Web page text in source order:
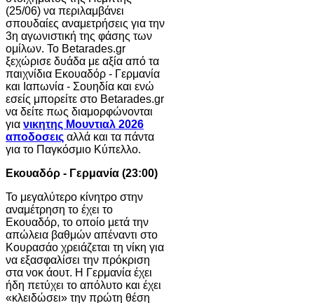
(25/06) να περιλαμβάνει
σπουδαίες αναμετρήσεις για την
3η αγωνιστική της φάσης των
ομίλων. Το Betarades.gr
ξεχώρισε δυάδα με αξία από τα
παιχνίδια Εκουαδόρ - Γερμανία
και Ιαπωνία - Σουηδία και ενώ
εσείς μπορείτε στο Betarades.gr
να δείτε πως διαμορφώνονται
για νικητης Μουντιαλ 2026
αποδοσεις αλλά και τα πάντα
για το Παγκόσμιο Κύπελλο.
Εκουαδόρ - Γερμανία (23:00)
Το μεγαλύτερο κίνητρο στην
αναμέτρηση το έχει το
Εκουαδόρ, το οποίο μετά την
απώλεια βαθμών απέναντι στο
Κουρασάο χρειάζεται τη νίκη για
να εξασφαλίσει την πρόκριση
στα νοκ άουτ. Η Γερμανία έχει
ήδη πετύχει το απόλυτο και έχει
«κλειδώσει» την πρώτη θέση